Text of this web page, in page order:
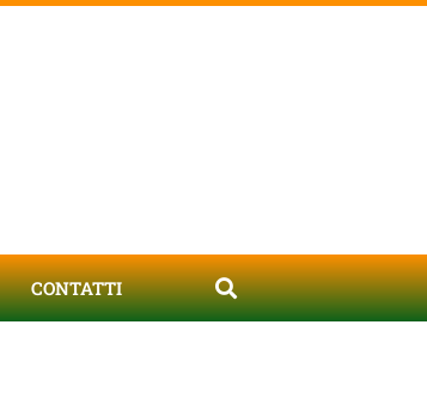
CONTATTI